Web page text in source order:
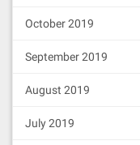
October 2019
September 2019
August 2019
July 2019